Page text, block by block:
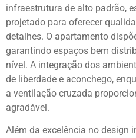
infraestrutura de alto padrão,
projetado para oferecer
detalhes. O apartamento
garantindo espaços bem
nível. A integração dos
de liberdade e aconchego,
a ventilação cruzada
agradável.
Além da excelência no design